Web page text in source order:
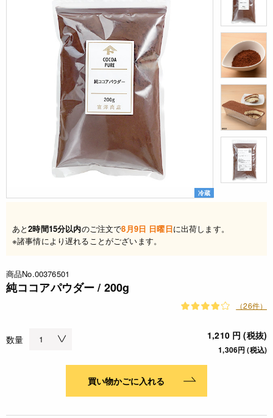
冷蔵
あと2時間15分以内のご注文で8月9日 日曜日に出荷します。
※諸事情により遅れることがございます。
商品No.00376501
純ココアパウダー / 200g
（26件）
数量 1,210 円 (税抜)
1,306円 (税込)
買い物かごに入れる